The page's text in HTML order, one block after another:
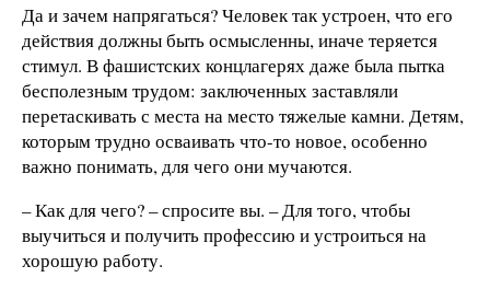
Да и зачем напрягаться? Человек так устроен, что его
действия должны быть осмысленны, иначе теряется
стимул. В фашистских концлагерях даже была пытка
бесполезным трудом: заключенных заставляли
перетаскивать с места на место тяжелые камни. Детям,
которым трудно осваивать что-то новое, особенно
важно понимать, для чего они мучаются.
– Как для чего? – спросите вы. – Для того, чтобы
выучиться и получить профессию и устроиться на
хорошую работу.